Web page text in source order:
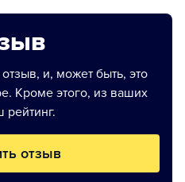
и, может быть, это
Кроме этого, из ваших
отзыв